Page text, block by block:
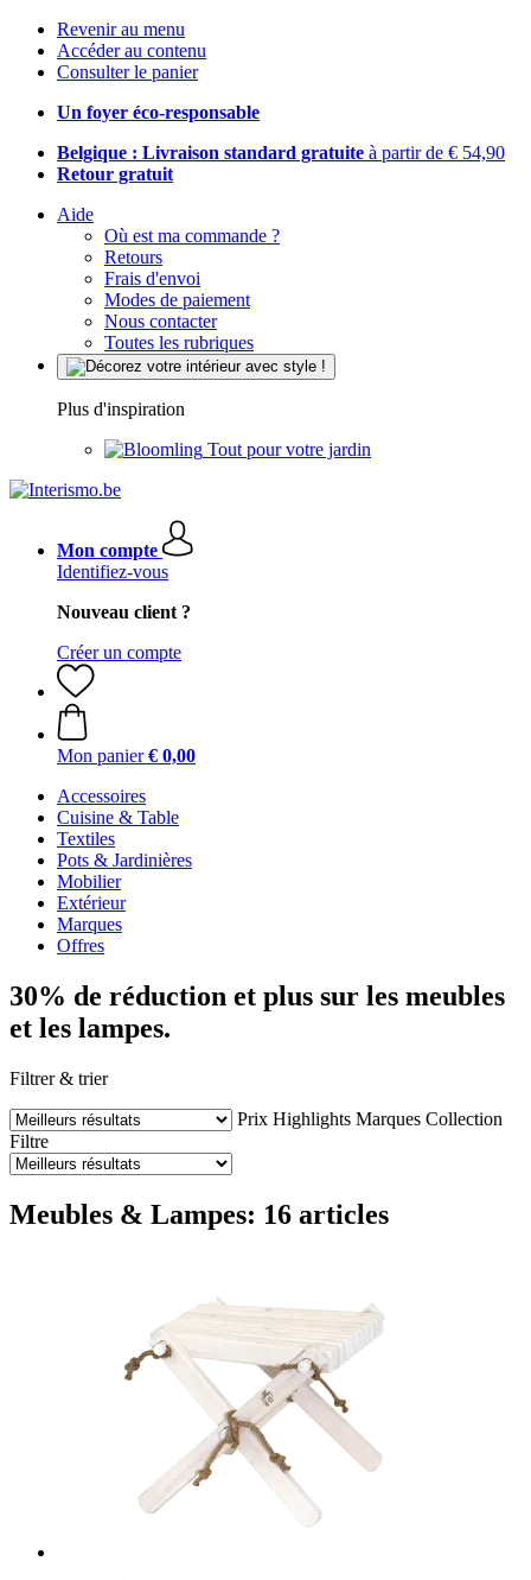
Revenir au menu
Accéder au contenu
Consulter le panier
Un foyer éco-responsable
Belgique : Livraison standard gratuite à partir de € 54,90
Retour gratuit
Aide
Où est ma commande ?
Retours
Frais d'envoi
Modes de paiement
Nous contacter
Toutes les rubriques
Plus d'inspiration
Tout pour votre jardin
Mon compte
Identifiez-vous
Nouveau client ?
Créer un compte
Mon panier € 0,00
Accessoires
Cuisine & Table
Textiles
Pots & Jardinières
Mobilier
Extérieur
Marques
Offres
30% de réduction et plus sur les meubles
et les lampes.
Filtrer & trier
Prix Highlights Marques Collection
Filtre
Meubles & Lampes: 16 articles